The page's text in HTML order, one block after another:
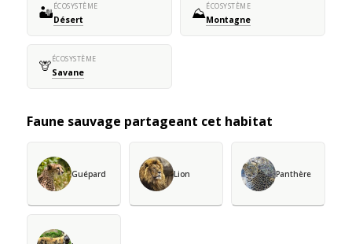
🏜️ÉCOSYSTÈME
Désert ⛰️ÉCOSYSTÈME
Montagne
🦒ÉCOSYSTÈME
Savane
Faune sauvage partageant cet habitat
Guépard Lion Panthère